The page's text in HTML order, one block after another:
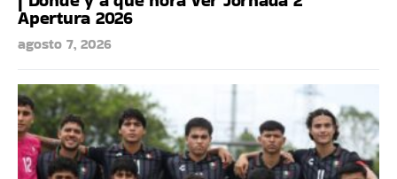
Apertura 2026
agosto 7, 2026